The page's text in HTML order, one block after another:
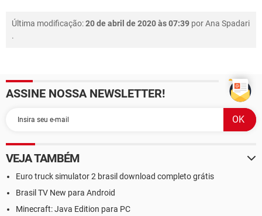
Última modificação:20 de abril de 2020 às 07:39 porAna Spadari
.
ASSINE NOSSA NEWSLETTER!
VEJA TAMBÉM
Euro truck simulator 2 brasil download completo grátis
Brasil TV New para Android
Minecraft: Java Edition para PC